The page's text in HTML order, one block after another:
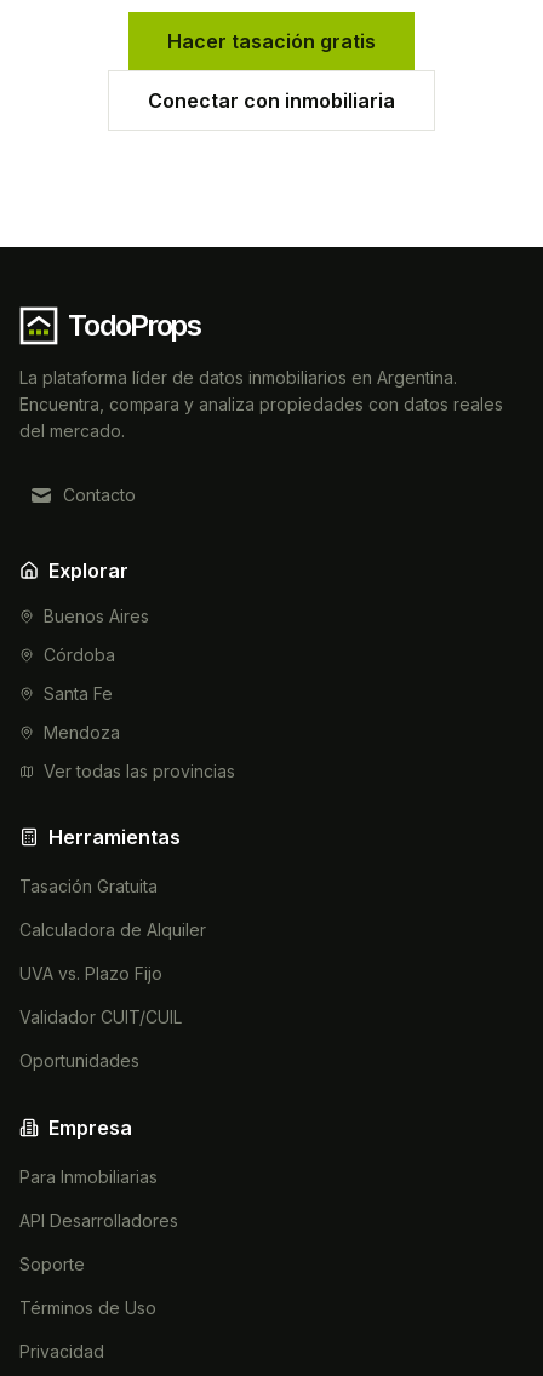
Hacer tasación gratis
Conectar con inmobiliaria
TodoProps
La plataforma líder de datos inmobiliarios en Argentina.
Encuentra, compara y analiza propiedades con datos reales
del mercado.
Contacto
Explorar
Buenos Aires
Córdoba
Santa Fe
Mendoza
Ver todas las provincias
Herramientas
Tasación Gratuita
Calculadora de Alquiler
UVA vs. Plazo Fijo
Validador CUIT/CUIL
Oportunidades
Empresa
Para Inmobiliarias
API Desarrolladores
Soporte
Términos de Uso
Privacidad